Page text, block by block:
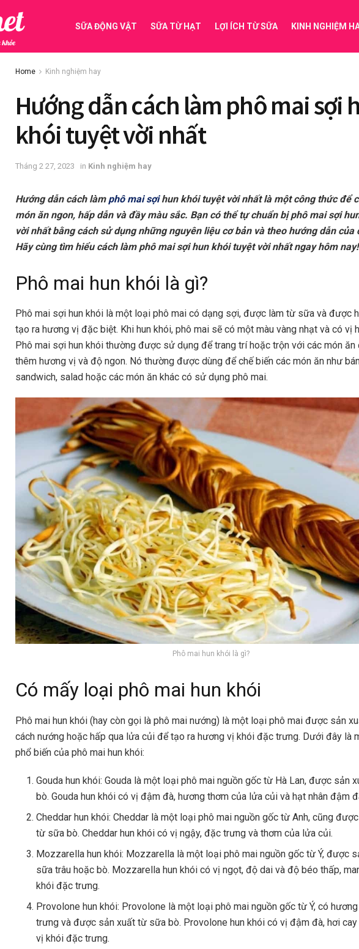
SỮA ĐỘNG VẬT SỮA TỪ HẠT LỢI ÍCH TỪ SỮA KINH NGHIỆM
Home Kinh nghiệm hay
Hướng dẫn cách làm phô mai sợi
khói tuyệt vời nhất
Tháng 2 27, 2023 in Kinh nghiệm hay
Hướng dẫn cách làm phô mai sợihun khói tuyệt vời nhất là một công thức để
món ăn ngon, hấp dẫn và đầy màu sắc. Bạn có thể tự chuẩn bị phô mai sợi
vời nhất bằng cách sử dụng những nguyên liệu cơ bản và theo hướng dẫn của
Hãy cùng tìm hiểu cách làm phô mai sợi hun khói tuyệt vời nhất ngay hôm nay!
Phô mai hun khói là gì?
Phô mai sợi hun khói là một loại phô mai có dạng sợi, được làm từ sữa và được
tạo ra hương vị đặc biệt. Khi hun khói, phô mai sẽ có một màu vàng nhạt và có vị
Phô mai sợi hun khói thường được sử dụng để trang trí hoặc trộn với các món ăn
thêm hương vị và độ ngon. Nó thường được dùng để chế biến các món ăn như
sandwich, salad hoặc các món ăn khác có sử dụng phô mai.
Phô mai hun khói là gì?
Có mấy loại phô mai hun khói
Phô mai hun khói (hay còn gọi là phô mai nướng) là một loại phô mai được sản
cách nướng hoặc hấp qua lửa củi để tạo ra hương vị khói đặc trưng. Dưới đây là
phổ biến của phô mai hun khói:
Gouda hun khói: Gouda là một loại phô mai nguồn gốc từ Hà Lan, được sản
bò. Gouda hun khói có vị đậm đà, hương thơm của lửa củi và hạt nhân đậm
Cheddar hun khói: Cheddar là một loại phô mai nguồn gốc từ Anh, cũng
từ sữa bò. Cheddar hun khói có vị ngậy, đặc trưng và thơm của lửa củi.
Mozzarella hun khói: Mozzarella là một loại phô mai nguồn gốc từ Ý, được
sữa trâu hoặc bò. Mozzarella hun khói có vị ngọt, độ dai và độ béo thấp,
khói đặc trưng.
Provolone hun khói: Provolone là một loại phô mai nguồn gốc từ Ý, có
trưng và được sản xuất từ sữa bò. Provolone hun khói có vị đậm đà, hơi
vị khói đặc trưng.